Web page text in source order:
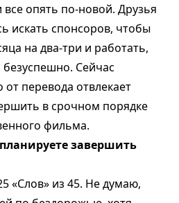
опять по-новой. Друзья
искать спонсоров, чтобы
на два-три и работать,
безуспешно. Сейчас
перевода отвлекает
в срочном порядке
фильма.
завершить
«Слов» из 45. Не думаю,